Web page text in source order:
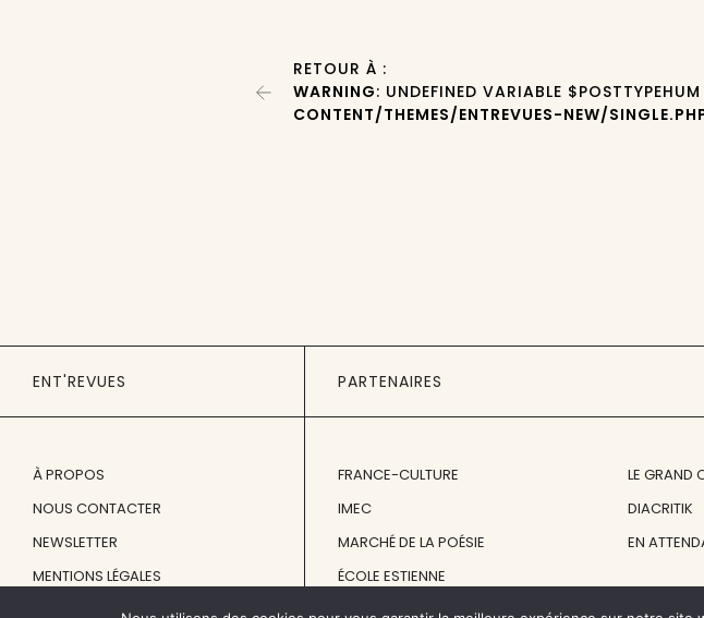
RETOUR À :
WARNING: UNDEFINED VARIABLE
CONTENT/THEMES/ENTREVUES-NEW/
ENT'REVUES
À PROPOS
NOUS CONTACTER
NEWSLETTER
MENTIONS LÉGALES
PARTENAIRES
FRANCE-CULTURE
IMEC
MARCHÉ DE LA POÉSIE
ÉCOLE ESTIENNE
LE GRAND
DIACRITIK
EN